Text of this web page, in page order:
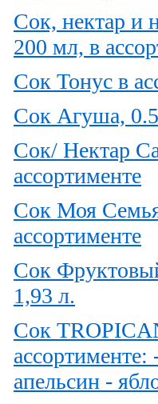
Сок, нектар
200 мл, в
Сок Тонус в
Сок Агуша, 0.5
Сок/ Нектар
ассортименте
Сок Моя
ассортименте
Сок
1,93 л.
Сок
апельсин -